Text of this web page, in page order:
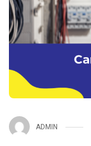
ADMIN